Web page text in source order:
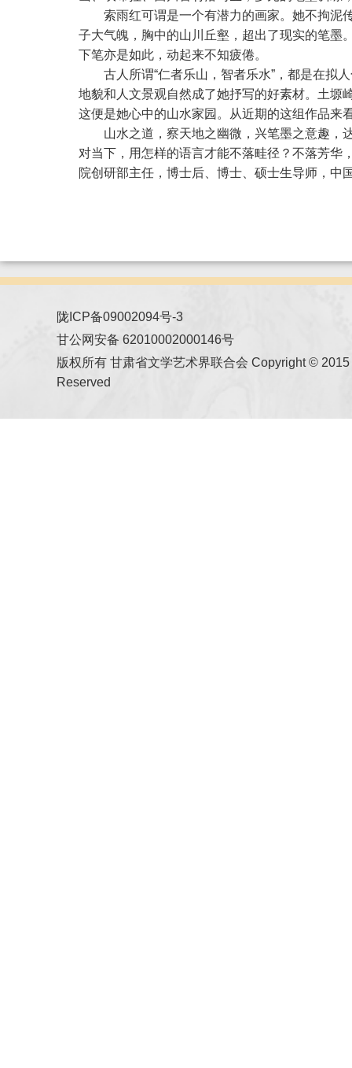
索雨红可谓是一个有潜力的画家。她不拘泥
子大气魄，胸中的山川丘壑，超出了现实的笔墨
下笔亦是如此，动起来不知疲倦。
古人所谓“仁者乐山，智者乐水”，都是在拟
地貌和人文景观自然成了她抒写的好素材。土塬
这便是她心中的山水家园。从近期的这组作品来
山水之道，察天地之幽微，兴笔墨之意趣，
对当下，用怎样的语言才能不落畦径？不落芳华
院创研部主任，博士后、博士、硕士生导师，中
陇ICP备09002094号-3
甘公网安备 62010002000146号
版权所有 甘肃省文学艺术界联合会 Copyright ©
Reserved